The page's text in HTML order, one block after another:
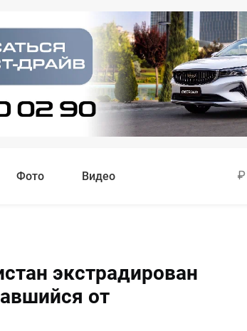
Фото Видео
экстрадирован
от